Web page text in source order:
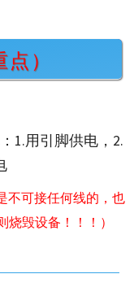
点）
1.用引脚供电，2.
不可接任何线的，也
毁设备！！！）